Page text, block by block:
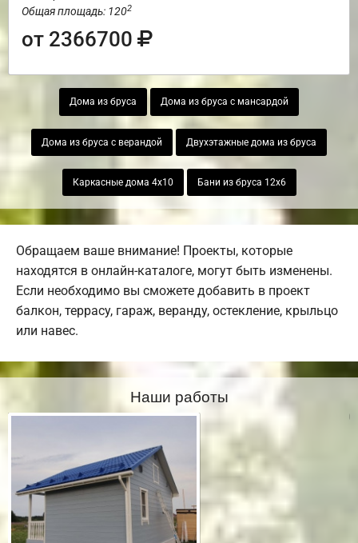
Общая площадь: 1202
от 2366700
Дома из бруса Дома из бруса с мансардой
Дома из бруса с верандой Двухэтажные дома из бруса
Каркасные дома 4х10 Бани из бруса 12х6
Обращаем ваше внимание! Проекты, которые
находятся в онлайн-каталоге, могут быть изменены.
Если необходимо вы сможете добавить в проект
балкон, террасу, гараж, веранду, остекление, крыльцо
или навес.
Наши работы